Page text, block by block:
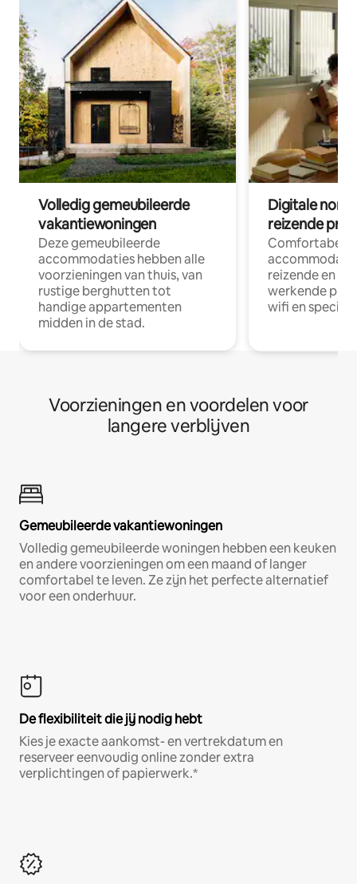
Volledig gemeubileerde
vakantiewoningen
Deze gemeubileerde
accommodaties hebben alle
voorzieningen van thuis, van
rustige berghutten tot
handige appartementen
midden in de stad.
Digitale
reizende
Comfortabele
reizende en
werkende
wifi en
Voorzieningen en voordelen voor
langere verblijven
Gemeubileerde vakantiewoningen
Volledig gemeubileerde woningen hebben een keuken
en andere voorzieningen om een maand of langer
comfortabel te leven. Ze zijn het perfecte alternatief
voor een onderhuur.
De flexibiliteit die jij nodig hebt
Kies je exacte aankomst- en vertrekdatum en
reserveer eenvoudig online zonder extra
verplichtingen of papierwerk.*